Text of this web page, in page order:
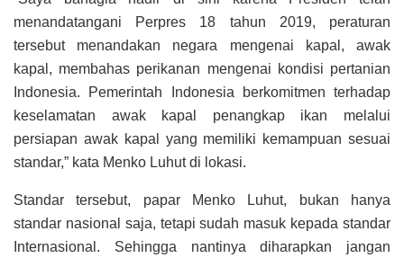
menandatangani Perpres 18 tahun 2019, peraturan
tersebut menandakan negara mengenai kapal, awak
kapal, membahas perikanan mengenai kondisi pertanian
Indonesia. Pemerintah Indonesia berkomitmen terhadap
keselamatan awak kapal penangkap ikan melalui
persiapan awak kapal yang memiliki kemampuan sesuai
standar,” kata Menko Luhut di lokasi.
Standar tersebut, papar Menko Luhut, bukan hanya
standar nasional saja, tetapi sudah masuk kepada standar
Internasional. Sehingga nantinya diharapkan jangan